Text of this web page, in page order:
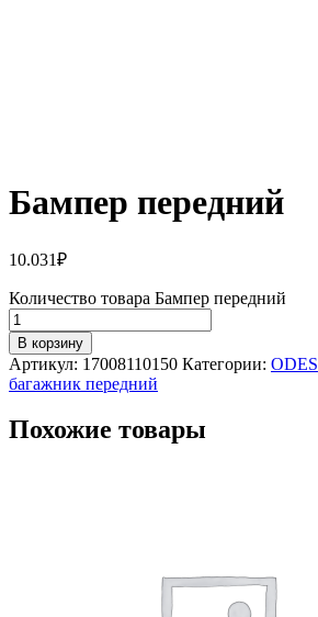
Бампер передний
10.031₽
Количество товара Бампер передний
В корзину
Артикул: 17008110150 Категории: ODES
багажник передний
Похожие товары